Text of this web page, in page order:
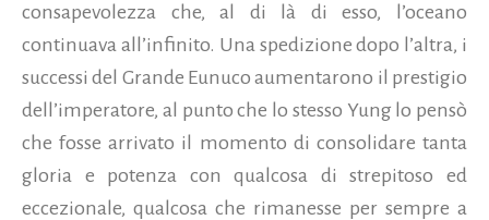
consapevolezza che, al di là di esso, l’oceano
continuava all’infinito. Una spedizione dopo l’altra, i
successi del Grande Eunuco aumentarono il prestigio
dell’imperatore, al punto che lo stesso Yung lo pensò
che fosse arrivato il momento di consolidare tanta
gloria e potenza con qualcosa di strepitoso ed
eccezionale, qualcosa che rimanesse per sempre a